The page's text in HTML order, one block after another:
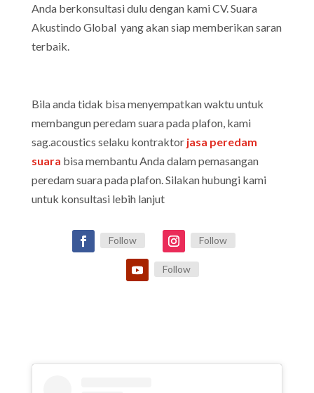
Anda berkonsultasi dulu dengan kami CV. Suara
Akustindo Global yang akan siap memberikan saran
terbaik.
Bila anda tidak bisa menyempatkan waktu untuk
membangun peredam suara pada plafon, kami
sag.acoustics selaku kontraktor jasa peredam
suara bisa membantu Anda dalam pemasangan
peredam suara pada plafon. Silakan hubungi kami
untuk konsultasi lebih lanjut
Follow Follow
Follow